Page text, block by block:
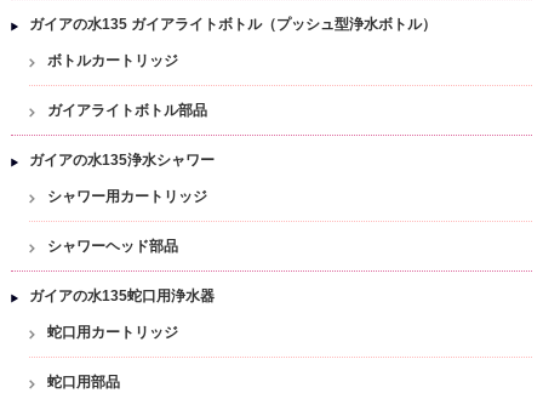
ガイアの水135 ガイアライトボトル（プッシュ型浄水ボトル）
ボトルカートリッジ
ガイアライトボトル部品
ガイアの水135浄水シャワー
シャワー用カートリッジ
シャワーヘッド部品
ガイアの水135蛇口用浄水器
蛇口用カートリッジ
蛇口用部品